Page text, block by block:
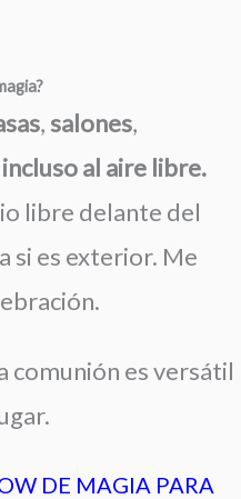
, salones,
incluso al aire libre.
libre delante del
si es exterior. Me
comunión es versátil
DE MAGIA PARA